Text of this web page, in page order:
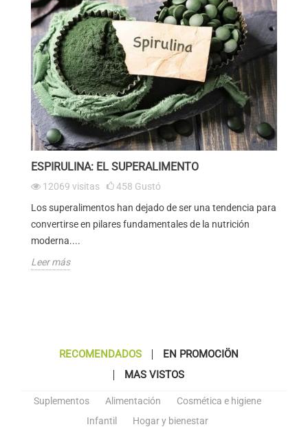
ESPIRULINA: EL SUPERALIMENTO
12069 visitas 458 Gustó
Los superalimentos han dejado de ser una tendencia para
convertirse en pilares fundamentales de la nutrición
moderna....
Leer más
RECOMENDADOS
EN PROMOCIÖN
MAS VISTOS
Suplementos Alimentación
Cosmética e higiene
Infantil
Hogar y bienestar